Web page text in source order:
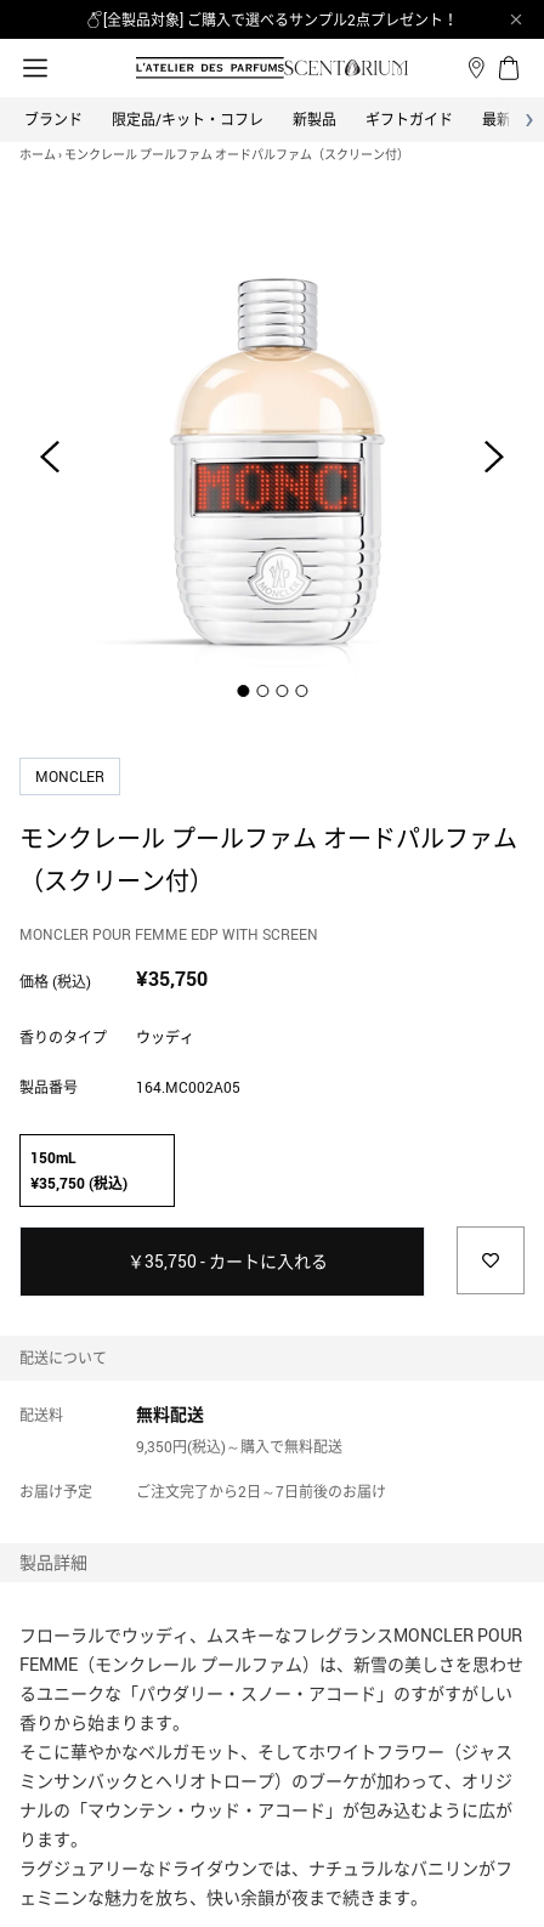
[全製品対象] ご購入で選べるサンプル2点プレゼント！
ブランド 限定品/キット・コフレ 新製品 ギフトガイド 最新情報
›
ブランドから探す
クリーン
ドルチェ＆ガッバーナ
EDITIONS DE PARFUMS FREDERIC MALLE
ELIE SAAB
エリー サーブ
グタール
イッセイ ミヤケ
JARDIN DES PARFUMS HOME
JIMMY CHOO
ジミー チュウ
JULIETTE HAS A GUN
ケイト・スペード ニューヨーク
KILIAN PARIS
LACOSTE
ラコステ
LANVIN
ランバン
MAISON CRIVELLI
メゾン クリヴェリ
カテゴリーから探す
ホーム フレグランス
ギフトセット・コフレ
アトマイザー
ホーム › モンクレール プールファム オードパルファム（スクリーン付）
MONCLER
モンクレール プールファム オードパルファム
（スクリーン付）
MONCLER POUR FEMME EDP WITH SCREEN
価格 (税込) ¥35,750
香りのタイプ ウッディ
製品番号 164.MC002A05
150mL
¥35,750 (税込)
￥35,750 - カートに入れる
配送について
配送料 無料配送
9,350円(税込)～購入で無料配送
お届け予定 ご注文完了から2日～7日前後のお届け
製品詳細
フローラルでウッディ、ムスキーなフレグランスMONCLER POUR
FEMME（モンクレール プールファム）は、新雪の美しさを思わせ
るユニークな「パウダリー・スノー・アコード」のすがすがしい
香りから始まります。
そこに華やかなベルガモット、そしてホワイトフラワー（ジャス
ミンサンバックとヘリオトロープ）のブーケが加わって、オリジ
ナルの「マウンテン・ウッド・アコード」が包み込むように広が
ります。
ラグジュアリーなドライダウンでは、ナチュラルなバニリンがフ
ェミニンな魅力を放ち、快い余韻が夜まで続きます。